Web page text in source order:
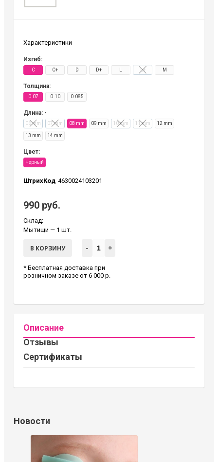
Характеристики
Изгиб:
C C+ D D+ L+ M
Толщина:
0.07 0.10 0.085
Длина: -
06 mm 07 mm 08 mm 09 mm 10 mm 11 mm 12 mm
13 mm 14 mm
Цвет:
Черный
ШтрихКод 4630024103201
990 руб.
Склад:
Мытищи — 1 шт.
В КОРЗИНУ - +
* Бесплатная доставка при
розничном заказе от 6 000 р.
Описание
Отзывы
Сертификаты
Новости